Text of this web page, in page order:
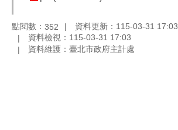
點閱數： 352
資料更新：115-03-31 17:03
資料檢視：115-03-31 17:03
資料維護：臺北市政府主計處